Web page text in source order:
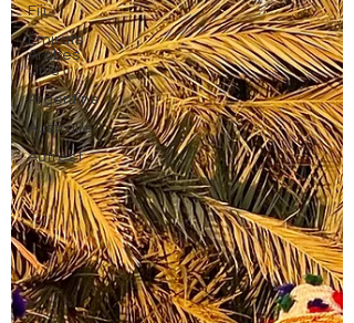
Fiji
Émirats
Arabes
Unis
Argentine
Australie
Autres !